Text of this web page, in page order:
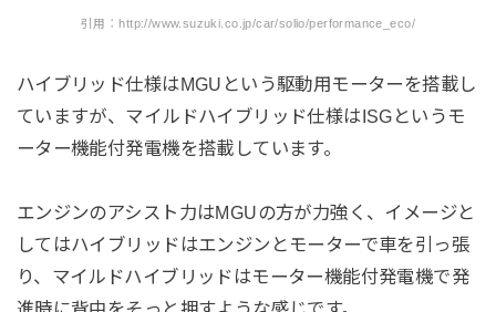
引用：http://www.suzuki.co.jp/car/solio/performance_eco/
ハイブリッド仕様はMGUという駆動用モーターを搭載し
ていますが、マイルドハイブリッド仕様はISGというモ
ーター機能付発電機を搭載しています。
エンジンのアシスト力はMGUの方が力強く、イメージと
してはハイブリッドはエンジンとモーターで車を引っ張
り、マイルドハイブリッドはモーター機能付発電機で発